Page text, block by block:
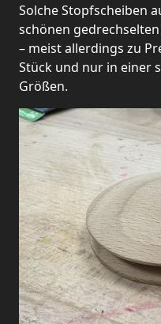
Solche Stopfscheiben
schönen
– meist allerdings zu
Stück und nur in einer
Größen.